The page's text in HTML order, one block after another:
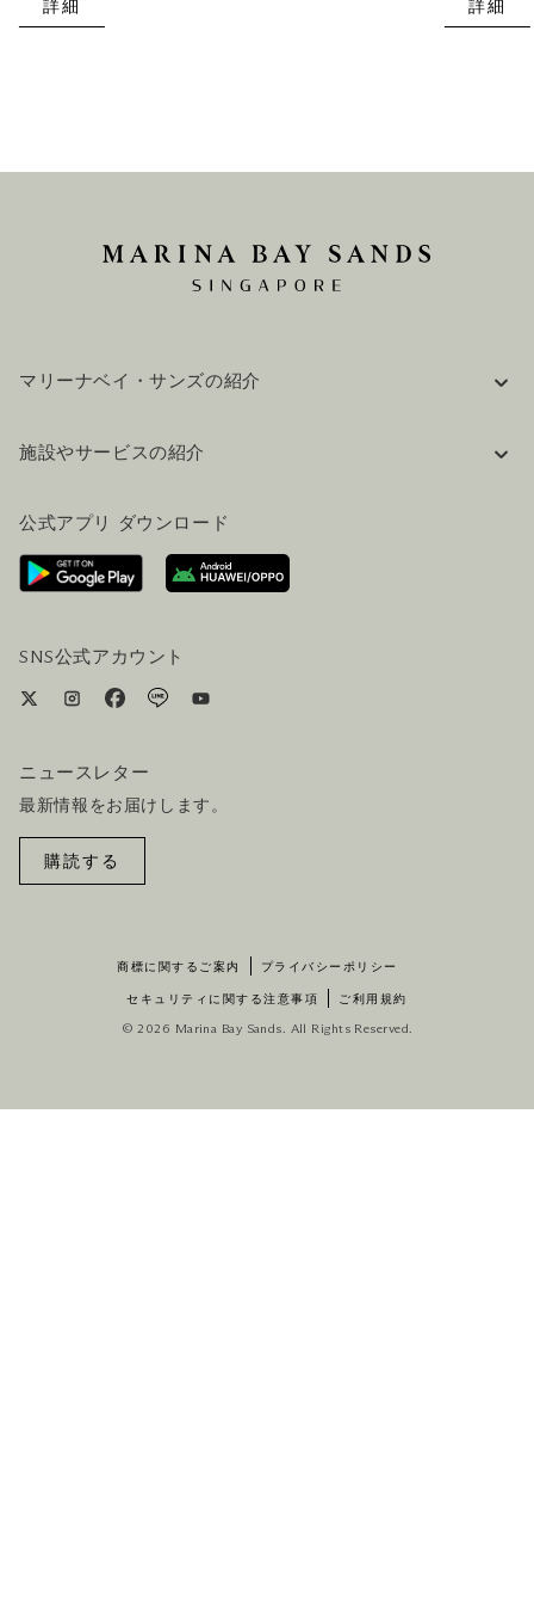
詳細 詳細
マリーナベイ・サンズの紹介
採用情報
お問い合わせ
施設やサービスの紹介
ご来場にあたって
ホテルへのアクセス
ビジター向けサービス
公式アプリ ダウンロード
SNS公式アカウント
ニュースレター
最新情報をお届けします。
購読する
商標に関するご案内 プライバシーポリシー
セキュリティに関する注意事項 ご利用規約
© 2026 Marina Bay Sands. All Rights Reserved.